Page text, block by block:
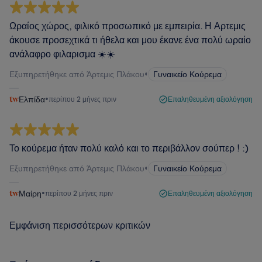
Ωραίος χώρος, φιλικό προσωπικό με εμπειρία. Η Αρτεμις
άκουσε προσεχτικά τι ήθελα και μου έκανε ένα πολύ ωραίο
ανάλαφρο φιλαρισμα ☀️☀️
Εξυπηρετήθηκε από Άρτεμις Πλάκου• Γυναικείο Κούρεμα
Ελπίδα•περίπου 2 μήνες πριν Επαληθευμένη αξιολόγηση
Το κούρεμα ήταν πολύ καλό και το περιβάλλον σούπερ ! :)
Εξυπηρετήθηκε από Άρτεμις Πλάκου• Γυναικείο Κούρεμα
Μαίρη•περίπου 2 μήνες πριν Επαληθευμένη αξιολόγηση
Εμφάνιση περισσότερων κριτικών